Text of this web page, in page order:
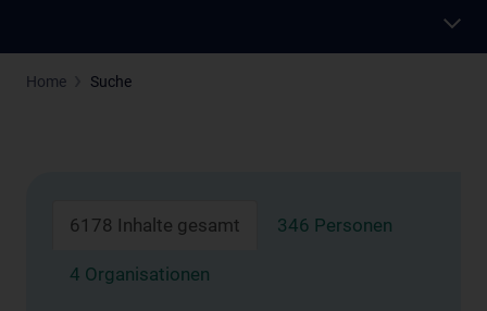
Home Suche
6178 Inhalte gesamt 346 Personen
4 Organisationen